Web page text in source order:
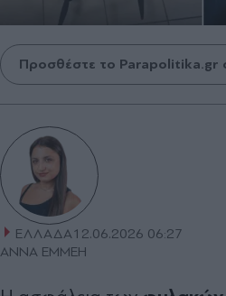
Προσθέστε το Parapolitika.gr
ΕΛΛΑΔΑ12.06.2026 06:27
ΑΝΝΑ ΕΜΜΕΗ